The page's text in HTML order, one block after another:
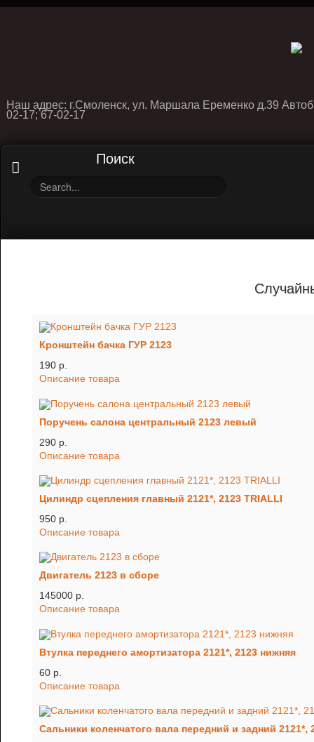
Наш адрес: г.Смоленск, ул. Маршала Еременко д.39
02-17; 67-02-17
Поиск
Кронштейн бачка ГУР 2123
190 p.
Описание товара
Поручень салона центральный 2123 левый
290 p.
Описание товара
Цилиндр сцепления главный 2121*, 2123 TRIALLI
950 p.
Описание товара
Двигатель 2123 в сборе
145000 p.
Описание товара
Втулка переднего амортизатора 2121*, 2123 нижняя
60 p.
Описание товара
Сальники коленчатого вала передний и задний